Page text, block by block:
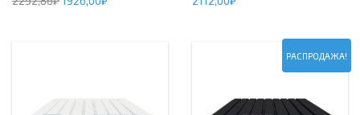
РАСПРОДАЖА!